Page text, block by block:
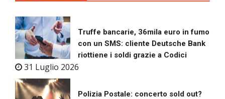
Truffe bancarie, 36mila euro in fumo
con un SMS: cliente Deutsche Bank
riottiene i soldi grazie a Codici
31 Luglio 2026
Polizia Postale: concerto sold out?